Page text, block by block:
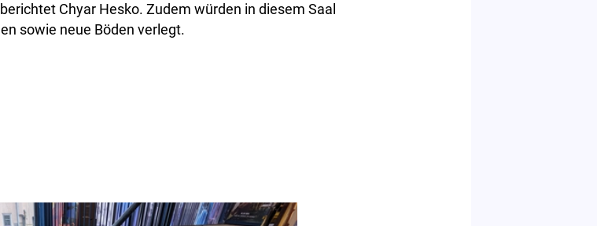
Chyar Hesko. Zudem würden in diesem Saal
sowie neue Böden verlegt.